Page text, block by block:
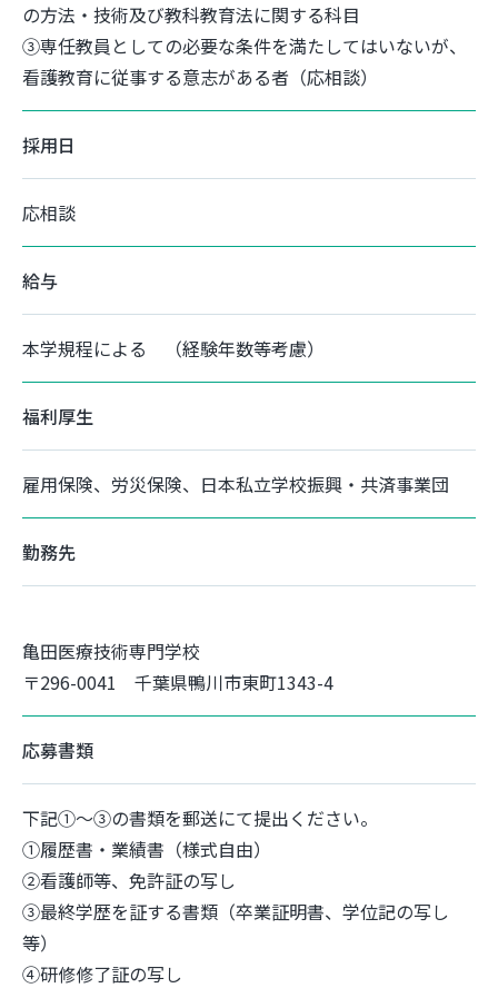
の方法・技術及び教科教育法に関する科目
③専任教員としての必要な条件を満たしてはいないが、
看護教育に従事する意志がある者（応相談）
採用日
応相談
給与
本学規程による （経験年数等考慮）
福利厚生
雇用保険、労災保険、日本私立学校振興・共済事業団
勤務先
亀田医療技術専門学校
〒296-0041 千葉県鴨川市東町1343-4
応募書類
下記①～③の書類を郵送にて提出ください。
①履歴書・業績書（様式自由）
②看護師等、免許証の写し
③最終学歴を証する書類（卒業証明書、学位記の写し
等）
④研修修了証の写し